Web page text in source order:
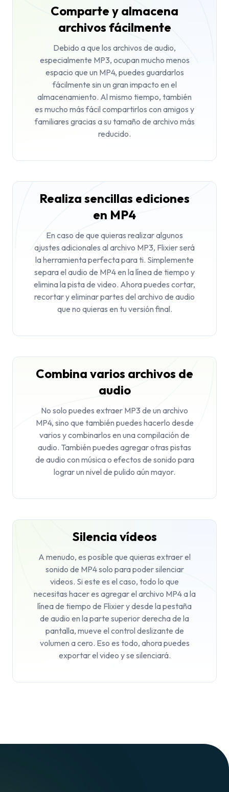
Comparte y almacena
archivos fácilmente
Debido a que los archivos de audio,
especialmente MP3, ocupan mucho menos
espacio que un MP4, puedes guardarlos
fácilmente sin un gran impacto en el
almacenamiento. Al mismo tiempo, también
es mucho más fácil compartirlos con amigos y
familiares gracias a su tamaño de archivo más
reducido.
Realiza sencillas ediciones
en MP4
En caso de que quieras realizar algunos
ajustes adicionales al archivo MP3, Flixier será
la herramienta perfecta para ti. Simplemente
separa el audio de MP4 en la línea de tiempo y
elimina la pista de video. Ahora puedes cortar,
recortar y eliminar partes del archivo de audio
que no quieras en tu versión final.
Combina varios archivos de
audio
No solo puedes extraer MP3 de un archivo
MP4, sino que también puedes hacerlo desde
varios y combinarlos en una compilación de
audio. También puedes agregar otras pistas
de audio con música o efectos de sonido para
lograr un nivel de pulido aún mayor.
Silencia vídeos
A menudo, es posible que quieras extraer el
sonido de MP4 solo para poder silenciar
videos. Si este es el caso, todo lo que
necesitas hacer es agregar el archivo MP4 a la
línea de tiempo de Flixier y desde la pestaña
de audio en la parte superior derecha de la
pantalla, mueve el control deslizante de
volumen a cero. Eso es todo, ahora puedes
exportar el video y se silenciará.